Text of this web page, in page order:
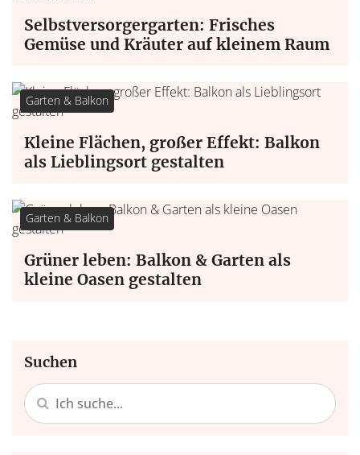
Selbstversorgergarten: Frisches
Gemüse und Kräuter auf kleinem Raum
Garten & Balkon
Kleine Flächen, großer Effekt: Balkon
als Lieblingsort gestalten
Garten & Balkon
Grüner leben: Balkon & Garten als
kleine Oasen gestalten
Suchen